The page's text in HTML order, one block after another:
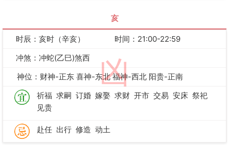
亥
凶
时辰：亥时（辛亥）
时间：21:00-22:59
冲煞：冲蛇(乙巳)煞西
神位：财神-正东 喜神-东北 福神-西北 阳贵-正南
祈福 求嗣 订婚 嫁娶 求财 开市 交易 安床 祭祀
见贵
赴任 出行 修造 动土